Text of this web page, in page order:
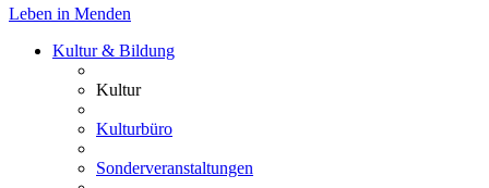
Leben in Menden
Kultur & Bildung
Kultur
Kulturbüro
Sonderveranstaltungen